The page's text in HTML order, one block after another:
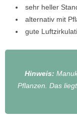
sehr heller
alternativ mit
gute
Hinweis:
Pflanzen. Das